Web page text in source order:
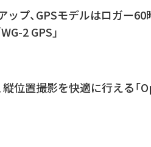
ップ、GPSモデルはロガー
2 GPS」
位置撮影を快適に行える「